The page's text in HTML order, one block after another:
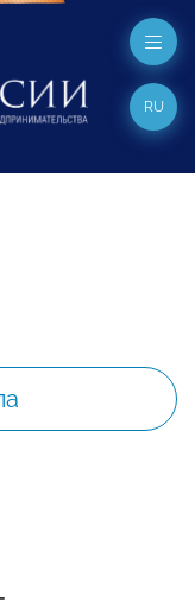
RU